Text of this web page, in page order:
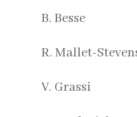
B. Besse
R. Mallet-
V. Grassi